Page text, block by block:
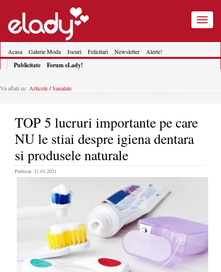
Toggle
Acasa Galerie Moda Jocuri Felicitari Newsletter Alerte!
Publicitate Forum eLady!
Va aflati in: Articole/Sanatate
TOP 5 lucruri importante pe care
NU le stiai despre igiena dentara
si produsele naturale
Publicat: 21.01.2021